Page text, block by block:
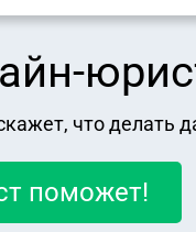
юрист
что делать
поможет!